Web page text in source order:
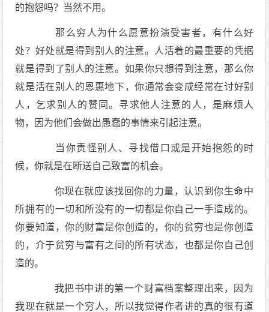
的抱怨吗？当然不用。
那么穷人为什么愿意扮演受害者，有什么好
处？好处就是得到别人的注意。人活着的最重要的凭据
就是得到了别人的注意。如果你只想得到注意，那么你
就是活在别人的恩惠地下，你通常会变成经常在讨好别
人，乞求别人的赞同。寻求他人注意的人，是麻烦人
物，因为他们会做出愚蠢的事情来引起注意。
当你责怪别人、寻找借口或是开始抱怨的时
候，你就是在断送自己致富的机会。
你现在就应该找回你的力量，认识到你生命中
所拥有的一切和所没有的一切都是你自己一手造成的。
你要知道，你的财富是你创造的，你的贫穷也是你创造
的，介于贫穷与富有之间的所有状态，也都是你自己创
造的。
我把书中讲的第一个财富档案整理出来，因为
我现在就是一个穷人，所以我觉得作者讲的真的很有道